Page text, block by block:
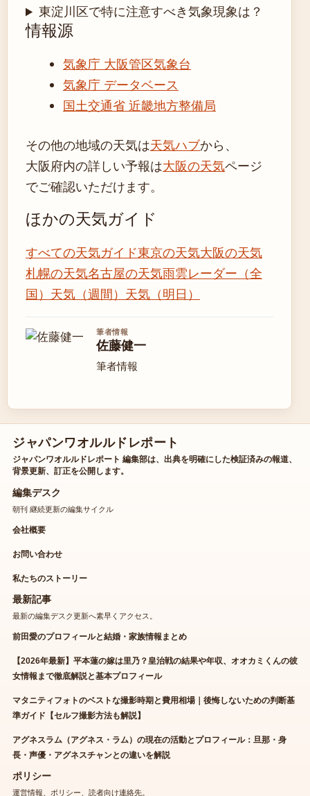
東淀川区で特に注意すべき気象現象は？
情報源
気象庁 大阪管区気象台
気象庁 データベース
国土交通省 近畿地方整備局
その他の地域の天気は天気ハブから、
大阪府内の詳しい予報は大阪の天気ページ
でご確認いただけます。
ほかの天気ガイド
すべての天気ガイド東京の天気大阪の天気
札幌の天気名古屋の天気雨雲レーダー（全
国） 天気（週間） 天気（明日）
筆者情報
佐藤健一
筆者情報
ジャパンワオルルドレポート
ジャパンワオルルドレポート 編集部は、出典を明確にした検証済みの報道、
背景更新、訂正を公開します。
編集デスク
朝刊 継続更新の編集サイクル
会社概要
お問い合わせ
私たちのストーリー
最新記事
最新の編集デスク更新へ素早くアクセス。
前田愛のプロフィールと結婚・家族情報まとめ
【2026年最新】平本蓮の嫁は里乃？皇治戦の結果や年収、オオカミくんの彼
女情報まで徹底解説と基本プロフィール
マタニティフォトのベストな撮影時期と費用相場｜後悔しないための判断基
準ガイド【セルフ撮影方法も解説】
アグネスラム（アグネス・ラム）の現在の活動とプロフィール：旦那・身
長・声優・アグネスチャンとの違いを解説
ポリシー
運営情報、ポリシー、読者向け連絡先。